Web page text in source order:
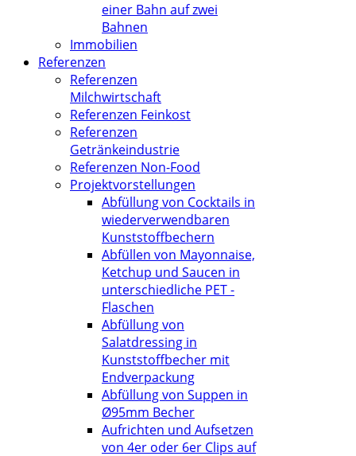
einer Bahn auf zwei
Bahnen
Immobilien
Referenzen
Referenzen
Milchwirtschaft
Referenzen Feinkost
Referenzen
Getränkeindustrie
Referenzen Non-Food
Projektvorstellungen
Abfüllung von Cocktails in
wiederverwendbaren
Kunststoffbechern
Abfüllen von Mayonnaise,
Ketchup und Saucen in
unterschiedliche PET -
Flaschen
Abfüllung von
Salatdressing in
Kunststoffbecher mit
Endverpackung
Abfüllung von Suppen in
Ø95mm Becher
Aufrichten und Aufsetzen
von 4er oder 6er Clips auf